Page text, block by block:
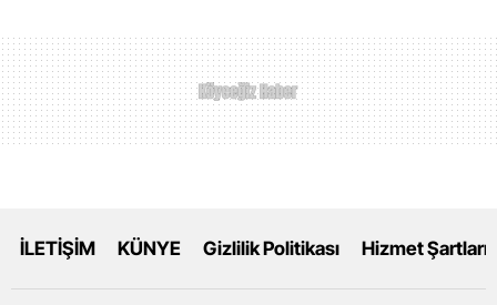
İLETİŞİM KÜNYE Gizlilik Politikası Hizmet Şartları